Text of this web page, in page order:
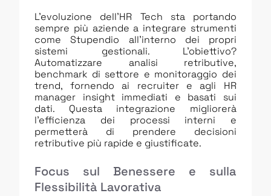
L’evoluzione dell’HR Tech sta portando
sempre più aziende a integrare strumenti
come Stupendio all’interno dei propri
sistemi gestionali. L’obiettivo?
Automatizzare analisi retributive,
benchmark di settore e monitoraggio dei
trend, fornendo ai recruiter e agli HR
manager insight immediati e basati sui
dati. Questa integrazione migliorerà
l’efficienza dei processi interni e
permetterà di prendere decisioni
retributive più rapide e giustificate.
Focus sul Benessere e sulla
Flessibilità Lavorativa